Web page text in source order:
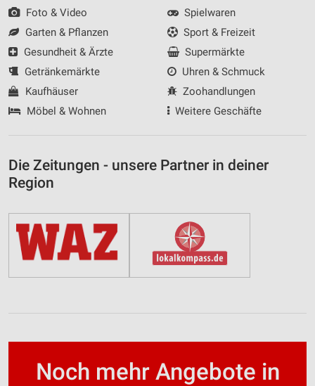
Foto & Video
Garten & Pflanzen
Gesundheit & Ärzte
Getränkemärkte
Kaufhäuser
Möbel & Wohnen
Spielwaren
Sport & Freizeit
Supermärkte
Uhren & Schmuck
Zoohandlungen
Weitere Geschäfte
Die Zeitungen - unsere Partner in deiner
Region
Noch mehr Angebote in